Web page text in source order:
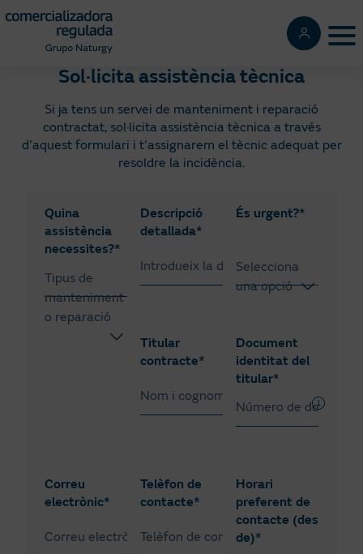
Pasar
contenido
Sol·licita assistència tècnica
Si ja tens un servei de manteniment i reparació
contractat, sol·licita assistència tècnica a través
d’aquest formulari i t’assignarem el tècnic adequat per
resoldre la incidència.
Quina
assistència
necessites?*
Tipus de
manteniment
o reparació
Caldera o
escalfador
Electrodomèstics
Electricitat,
Descripció
detallada*
És urgent?*
Selecciona
una opció
Titular
contracte*
Document
identitat del
titular*
Correu
electrònic*
Telèfon de
contacte*
Horari
preferent de
contacte (des
de)*